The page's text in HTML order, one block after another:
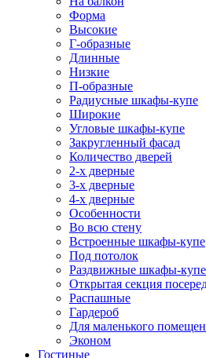
Форма
Высокие
Г-образные
Длинные
Низкие
П-образные
Радиусные шкафы-купе
Широкие
Угловые шкафы-купе
Закругленный фасад
Количество дверей
2-х дверные
3-х дверные
4-х дверные
Особенности
Во всю стену
Встроенные шкафы-купе
Под потолок
Раздвижные шкафы-купе
Открытая секция
Распашные
Гардероб
Для маленького
Эконом
Гостиные